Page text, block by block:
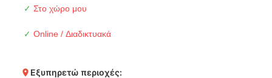
✓ Στο χώρο μου
✓ Online / Διαδικτυακά
Εξυπηρετώ περιοχές: